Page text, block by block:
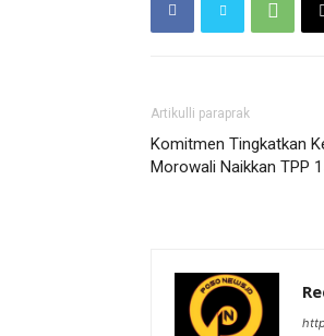
Artikulli paraprak
Komitmen Tingkatkan
Morowali Naikkan TPP